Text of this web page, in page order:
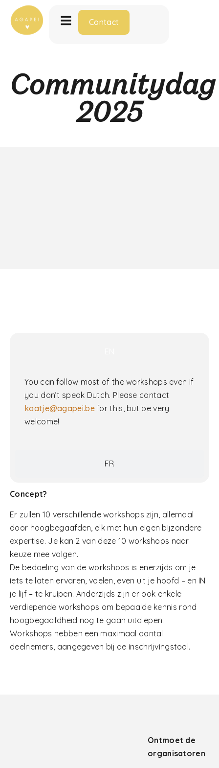
Contact
Communitydag
2025
FR
You can follow most of the workshops even if
you don’t speak Dutch. Please contact
kaatje@agapei.befor this, but be very
welcome!
Concept?
Er zullen 10 verschillende workshops zijn, allemaal
door hoogbegaafden, elk met hun eigen bijzondere
expertise. Je kan 2 van deze 10 workshops naar
keuze mee volgen.
De bedoeling van de workshops is enerzijds om je
iets te laten ervaren, voelen, even uit je hoofd – en IN
je lijf – te kruipen. Anderzijds zijn er ook enkele
verdiepende workshops om bepaalde kennis rond
hoogbegaafdheid nog te gaan uitdiepen.
Workshops hebben een maximaal aantal
deelnemers, aangegeven bij de inschrijvingstool.
Ontmoet de
organisatoren